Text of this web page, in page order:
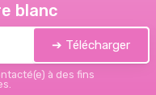
blanc
➔ Télécharger
à des fins